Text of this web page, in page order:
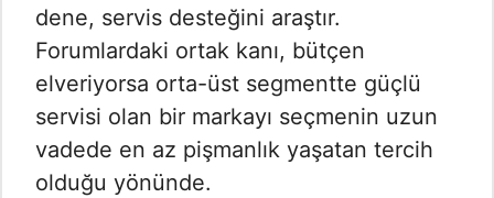
dene, servis desteğini araştır.
Forumlardaki ortak kanı, bütçen
elveriyorsa orta-üst segmentte güçlü
servisi olan bir markayı seçmenin uzun
vadede en az pişmanlık yaşatan tercih
olduğu yönünde.